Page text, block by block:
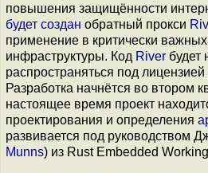
повышения защищённости
будет создан обратный прокси
применение в критически
инфраструктуры. Код River будет
распространяться под
Разработка начнётся во втором
настоящее время проект
проектирования и определения
развивается под руководством
Munns) из Rust Embedded